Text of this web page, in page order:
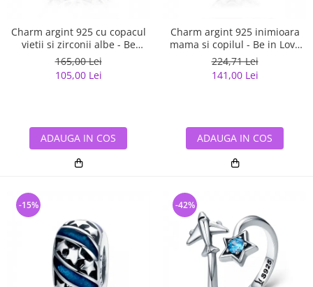
Charm argint 925 cu copacul
vietii si zirconii albe - Be
Nature PST0120
165,00 Lei
105,00 Lei
ADAUGA IN COS
Charm argint 925 inimioara
mama si copilul - Be in Love
PST0122
224,71 Lei
141,00 Lei
ADAUGA IN COS
-15% -42%